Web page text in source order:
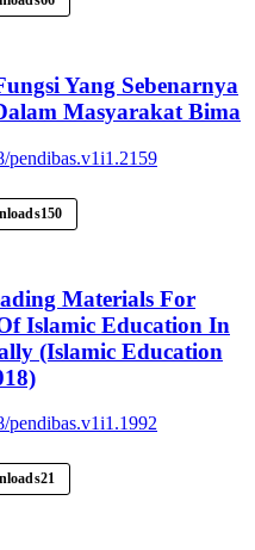
Yang Sebenarnya
Masyarakat Bima
pendibas.v1i1.2159
150
Materials For
Islamic Education In
(Islamic Education
pendibas.v1i1.1992
21